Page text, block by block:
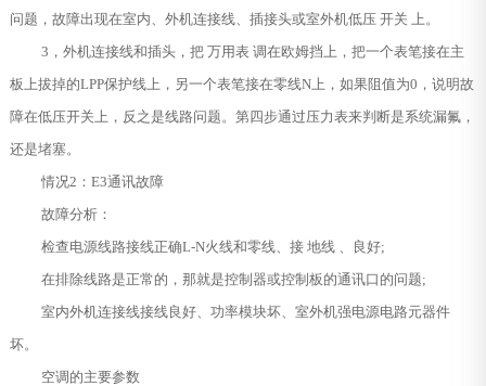
问题，故障出现在室内、外机连接线、插接头或室外机低压 开关 上。
3，外机连接线和插头，把 万用表 调在欧姆挡上，把一个表笔接在主
板上拔掉的LPP保护线上，另一个表笔接在零线N上，如果阻值为0，说明故
障在低压开关上，反之是线路问题。第四步通过压力表来判断是系统漏氟，
还是堵塞。
情况2：E3通讯故障
故障分析：
检查电源线路接线正确L-N火线和零线、接 地线 、良好;
在排除线路是正常的，那就是控制器或控制板的通讯口的问题;
室内外机连接线接线良好、功率模块坏、室外机强电源电路元器件
坏。
空调的主要参数